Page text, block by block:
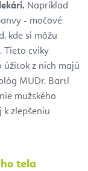
Napríklad
- močové
kde si môžu
Tieto cviky
úžitok z nich majú
MUDr. Bartl
mužského
zlepšeniu
tela